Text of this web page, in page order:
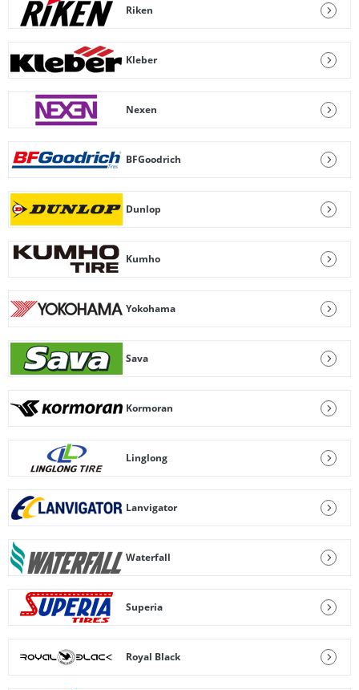
Riken
Kleber
Nexen
BFGoodrich
Dunlop
Kumho
Yokohama
Sava
Kormoran
Linglong
Lanvigator
Waterfall
Superia
Royal Black